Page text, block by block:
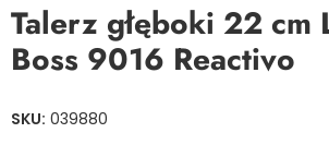
Talerz głęboki 22 cm
Boss 9016 Reactivo
SKU: 039880